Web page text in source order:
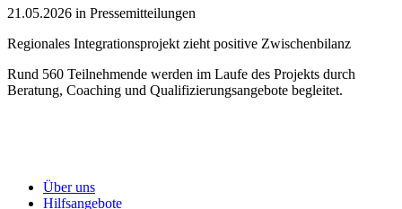
21.05.2026 in Pressemitteilungen
Regionales Integrationsprojekt zieht positive Zwischenbilanz
Rund 560 Teilnehmende werden im Laufe des Projekts durch
Beratung, Coaching und Qualifizierungsangebote begleitet.
Über uns
Hilfsangebote